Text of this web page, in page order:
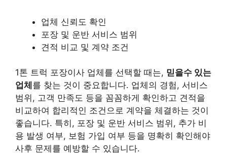
업체 신뢰도 확인
포장 및 운반 서비스 범위
견적 비교 및 계약 조건
1톤 트럭 포장이사 업체를 선택할 때는, 믿을수 있는
업체 를 찾는 것이 중요합니다. 업체의 경험, 서비스
범위, 고객 만족도 등을 꼼꼼하게 확인하고 견적을
비교하여 합리적인 조건으로 계약을 체결하는 것이
좋습니다. 특히, 포장 및 운반 서비스 범위, 추가 비
용 발생 여부, 보험 가입 여부 등을 명확히 확인해야
사후 문제를 예방할 수 있습니다.